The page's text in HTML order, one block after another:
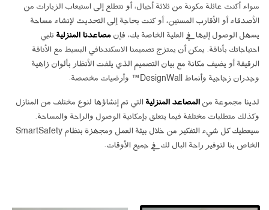
ابق على تواصل معنا
AR
سواء أكنت عائلة مكونة من ثلاثة أجيال، أو تتطلع إلى استيعاب الزيارات من
الأصدقاء أو الأقارب المسنين، أو كنت بحاجة إلى التحديث لإنشاء مساحة
يسهل الوصول إليها في العلية الخاصة بك، فإن مصاعدنا المنزلية تلبي
احتياجاتك بأناقة. يمكن أن يمتزج تصميمنا الاسكندنافي البسيط مع الأناقة
الرقيقة أو يضيف مكانة مع بيان التصميم الذي يلفت الأنظار بألوان زاهية
وجدران زجاجية وأنماط DesignWall™ وأرضيات مخصصة.
لدينا مجموعة من المصاعد المنزلية التي تم إنشاؤها لنوع مختلف من المنازل
وكذلك متطلبات مختلفة فيما يتعلق بإمكانية الوصول والراحة والمساحة.
سيعطيك كل شيء التفكير من خلال بيئة العمل ومجهزة بنظام SmartSafety
الخاص بنا لتوفير راحة البال لك في جميع الأوقات.